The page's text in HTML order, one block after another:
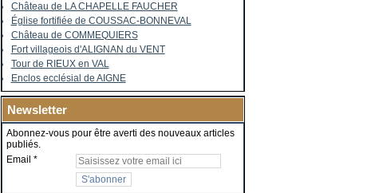
Château de LA CHAPELLE FAUCHER
Église fortifiée de COUSSAC-BONNEVAL
Château de COMMEQUIERS
Fort villageois d'ALIGNAN du VENT
Tour de RIEUX en VAL
Enclos ecclésial de AIGNE
Newsletter
Abonnez-vous pour être averti des nouveaux articles
publiés.
Email